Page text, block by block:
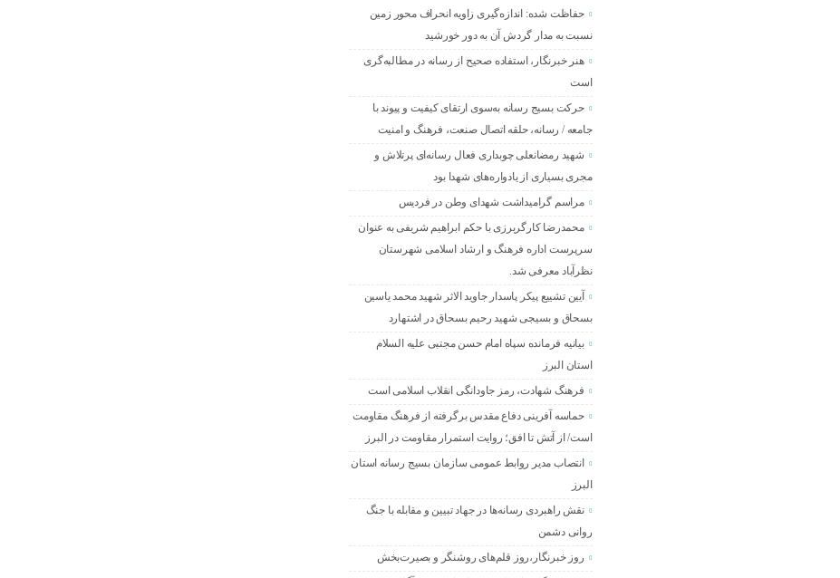
حفاظت شده: اندازه‌گیری زاویه انحراف محور زمین
نسبت به مدار گردش آن به دور خورشید
هنر خبرنگار، استفاده صحیح از رسانه در مطالبه‌گری
است
حرکت بسیج رسانه به‌سوی ارتقای کیفیت و پیوند با
جامعه / رسانه، حلقه اتصال صنعت، فرهنگ و امنیت
شهید رمضانعلی چوبداری فعال رسانه‌ای پرتلاش و
مجری بسیاری از یادواره‌های شهدا بود
مراسم گرامیداشت شهدای وطن در فردیس
محمدرضا کارگربرزی با حکم ابراهیم شریفی به عنوان
سرپرست اداره فرهنگ و ارشاد اسلامی شهرستان
نظرآباد معرفی شد.
آیین تشییع پیکر پاسدار جاوید الاثر شهید محمد یاسین
بسحاق و بسیجی شهید رحیم بسحاق در اشتهارد
بیانیه فرمانده سپاه امام حسن مجتبی علیه السلام
استان البرز
فرهنگ شهادت، رمز جاودانگی انقلاب اسلامی است
حماسه آفرینی دفاع مقدس برگرفته از فرهنگ مقاومت
است/ از آتش تا افق؛ روایت استمرار مقاومت در البرز
انتصاب مدیر روابط عمومی سازمان بسیج رسانه استان
البرز
نقش راهبردی رسانه‌ها در جهاد تبیین و مقابله با جنگ
روانی دشمن
روز خبرنگار،روز قلم‌های روشنگر و بصیرت‌بخش